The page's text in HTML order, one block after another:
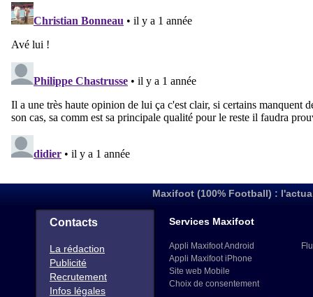
Maxifoot (100% Football) :
Contacts
La rédaction
Publicité
Recrutement
Infos légales
Services Maxifoot
Appli Maxifoot Android
Appli Maxifoot iPhone
Site web Mobile
Choix de consentement